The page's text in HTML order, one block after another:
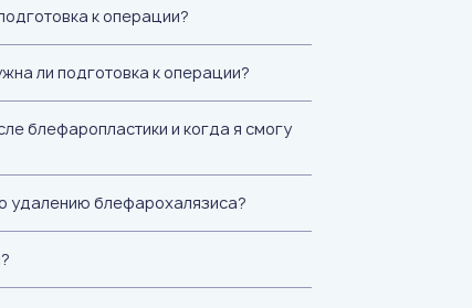
к операции?
ли подготовка к операции?
блефаропластики и когда я смогу
удалению блефарохалязиса?